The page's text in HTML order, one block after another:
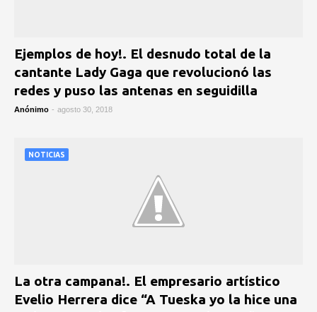
Ejemplos de hoy!. El desnudo total de la
cantante Lady Gaga que revolucionó las
redes y puso las antenas en seguidilla
Anónimo - agosto 30, 2018
NOTICIAS
La otra campana!. El empresario artístico
Evelio Herrera dice “A Tueska yo la hice una